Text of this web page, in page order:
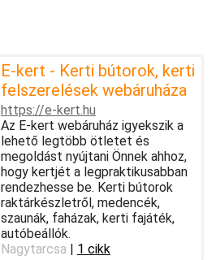
E-kert - Kerti bútorok, kerti
felszerelések webáruháza
https://e-kert.hu
Az E-kert webáruház igyekszik a
lehető legtöbb ötletet és
megoldást nyújtani Önnek ahhoz,
hogy kertjét a legpraktikusabban
rendezhesse be. Kerti bútorok
raktárkészletről, medencék,
szaunák, faházak, kerti fajáték,
autóbeállók.
Nagytarcsa | 1 cikk